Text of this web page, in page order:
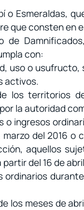
Esmeraldas,
que consten en
con:
uso o
activos.
los territorios
la autoridad
ingresos
del 2016 o
aquellos
del 16 de
meses de